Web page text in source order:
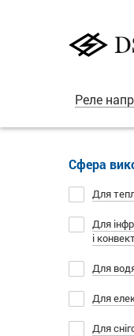
Реле
Сфера
Для
Для
і
Для
Для
Для